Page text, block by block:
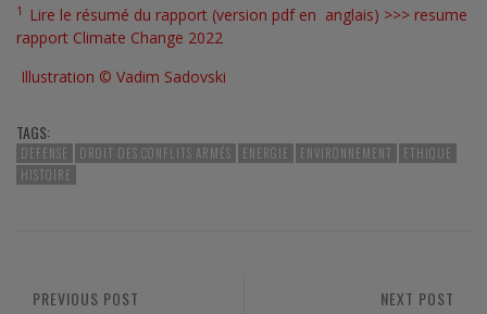
1 Lire le résumé du rapport (version pdf en anglais) >>> resume
rapport Climate Change 2022
Illustration © Vadim Sadovski
TAGS:
DEFENSE DROIT DES CONFLITS ARMÉS ENERGIE ENVIRONNEMENT
ETHIQUE
HISTOIRE
NEXT POST
PREVIOUS POST